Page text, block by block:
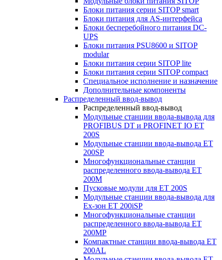
Блоки питания серии SITOP smart
Блоки питания для AS-интерфейса
Блоки бесперебойного питания DC-
UPS
Блоки питания PSU8600 и SITOP
modular
Блоки питания серии SITOP lite
Блоки питания серии SITOP compact
Специальное исполнение и назначение
Дополнительные компоненты
Распределенный ввод-вывод
Распределенный ввод-вывод
Модульные станции ввода-вывода для
PROFIBUS DT и PROFINET IO ET
200S
Модульные станции ввода-вывода ET
200SP
Многофункциональные станции
распределенного ввода-вывода ET
200M
Пусковые модули для ET 200S
Модульные станции ввода-вывода для
Ex-зон ET 200iSP
Многофункциональные станции
распределенного ввода-вывода ET
200MP
Компактные станции ввода-вывода ET
200AL